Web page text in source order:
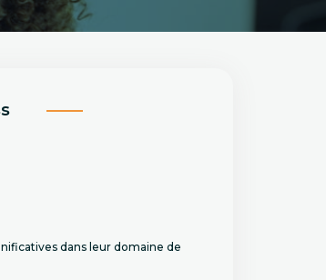
dans leur domaine de